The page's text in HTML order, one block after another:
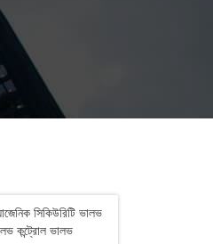
সিকিউরিটি ভালভ
কন্ট্রোল ভালভ